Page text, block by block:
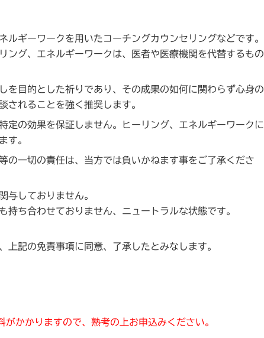
ルギーワークを用いたコーチングカウンセリングなどです。
ング、エネルギーワークは、医者や医療機関を代替するもの
を目的とした祈りであり、その成果の如何に関わらず心身の
されることを強く推奨します。
定の効果を保証しません。ヒーリング、エネルギーワークに
す。
の一切の責任は、当方では負いかねます事をご了承くださ
与しておりません。
持ち合わせておりません、ニュートラルな状態です。
上記の免責事項に同意、了承したとみなします。
かかりますので、熟考の上お申込みください。